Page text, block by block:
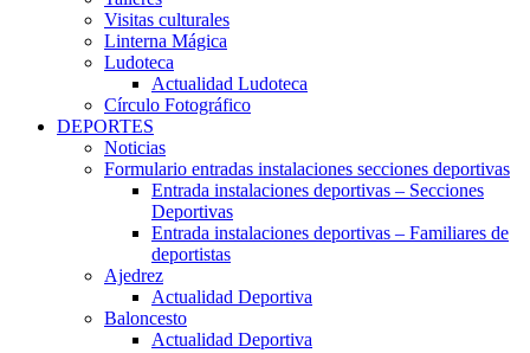
Visitas culturales
Linterna Mágica
Ludoteca
Actualidad Ludoteca
Círculo Fotográfico
DEPORTES
Noticias
Formulario entradas instalaciones secciones deportivas
Entrada instalaciones deportivas – Secciones
Deportivas
Entrada instalaciones deportivas – Familiares de
deportistas
Ajedrez
Actualidad Deportiva
Baloncesto
Actualidad Deportiva